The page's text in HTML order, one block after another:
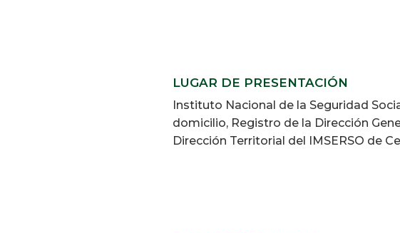
LUGAR DE PRESENTACIÓN
Instituto Nacional de la Seguridad
domicilio, Registro de la Dirección
Dirección Territorial del IMSERSO de